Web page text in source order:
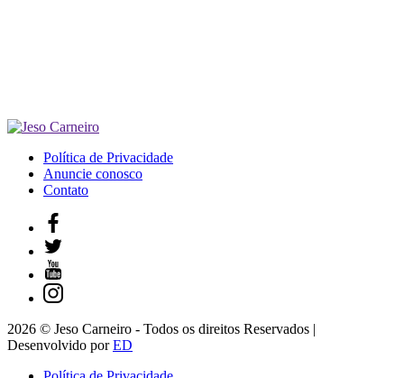
Política de Privacidade
Anuncie conosco
Contato
2026 © Jeso Carneiro - Todos os direitos Reservados |
Desenvolvido porED